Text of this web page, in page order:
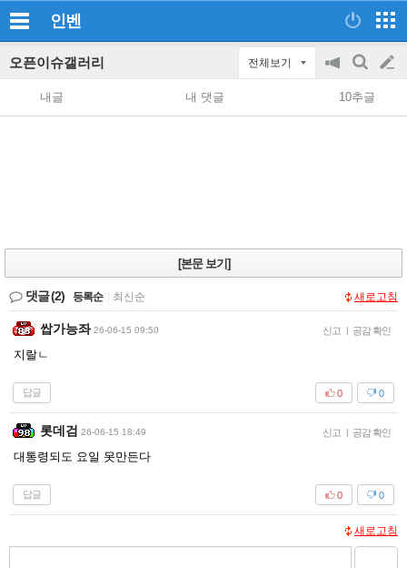
인벤
오픈이슈갤러리 전체보기
공
지
on/off
검
색
글
쓰
내글 내 댓글 10추글
[본문 보기]
댓글(2) 등록순 최신순 새로고침
쌉가능좌 26-06-15 09:50 신고 | 공감 확인
지랄ㄴ
답글 0
0
롯데검 26-06-15 18:49 신고 | 공감 확인
대통령되도 요일 못만든다
답글 0
0
새로고침